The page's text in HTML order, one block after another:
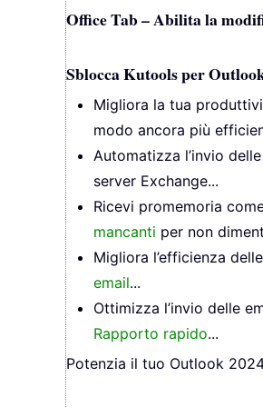
Office Tab – Abilita la
Sblocca Kutools per
Migliora la tua
modo ancora più
Automatizza l’invio
server Exchange...
Ricevi promemoria
mancanti per non
Migliora l’efficienza
email...
Ottimizza l’invio delle
Rapporto rapido...
Potenzia il tuo Outlook